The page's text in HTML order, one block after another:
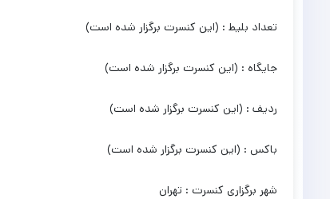
تعداد بلیط : (این کنسرت برگزار شده است)
جایگاه : (این کنسرت برگزار شده است)
ردیف : (این کنسرت برگزار شده است)
باکس : (این کنسرت برگزار شده است)
شهر برگزاری کنسرت : تهران